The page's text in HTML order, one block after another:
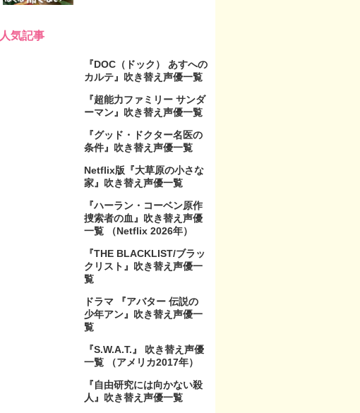
人気記事
『DOC（ドック） あすへの
カルテ』吹き替え声優一覧
『超能力ファミリー サンダ
ーマン』吹き替え声優一覧
『グッド・ドクター名医の
条件』吹き替え声優一覧
Netflix版『大草原の小さな
家』吹き替え声優一覧
『ハーラン・コーベン原作
捜索者の血』吹き替え声優
一覧 （Netflix 2026年）
『THE BLACKLIST/ブラッ
クリスト』吹き替え声優一
覧
ドラマ 『アバター 伝説の
少年アン』吹き替え声優一
覧
『S.W.A.T.』 吹き替え声優
一覧 （アメリカ2017年）
『自由研究には向かない殺
人』吹き替え声優一覧